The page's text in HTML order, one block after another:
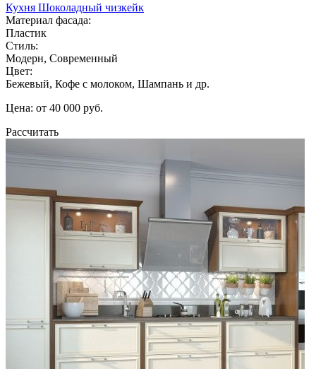
Кухня Шоколадный чизкейк
Материал фасада:
Пластик
Стиль:
Модерн, Современный
Цвет:
Бежевый, Кофе с молоком, Шампань и др.
Цена: от 40 000 руб.
Рассчитать